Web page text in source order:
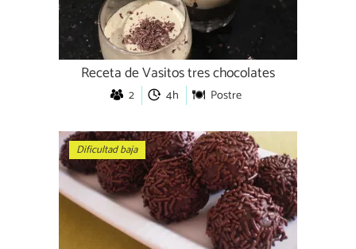
Receta de Vasitos tres chocolates
2 4h Postre
Dificultad baja